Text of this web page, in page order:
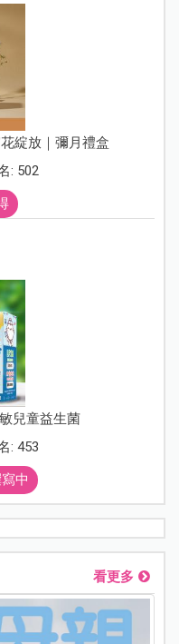
綻放｜彌月禮盒
: 502
兒童益生菌
: 453
中
看更多